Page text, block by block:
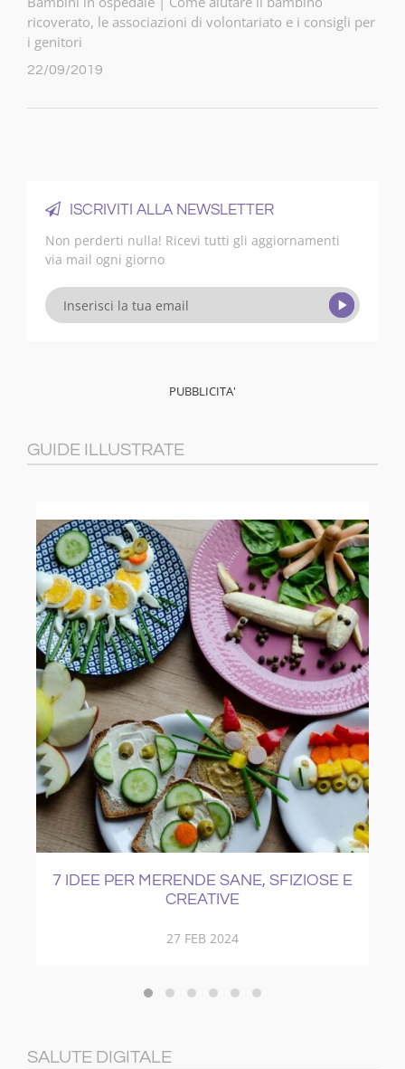
ricoverato, le associazioni di volontariato e i consigli per
i genitori
22/09/2019
ISCRIVITI ALLA NEWSLETTER
Non perderti nulla! Ricevi tutti gli aggiornamenti
via mail ogni giorno
GUIDE ILLUSTRATE
7 IDEE PER MERENDE SANE, SFIZIOSE E
CREATIVE
27 FEB 2024
SALUTE DIGITALE